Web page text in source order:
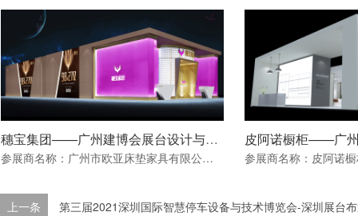
穗宝集团——广州建博会展台设计与搭建方案
参展商名称：广州市欧亚床垫家具有限公司（穗宝集团）展会名称：中国(广州)国际建筑装饰博览会展会地点：广州中国进出口商品交易会A、B、C区面积：27.5*12平米行业：建材家居
上一条
第三届2021深圳国际智慧停车设备与技术博览会-深圳展台